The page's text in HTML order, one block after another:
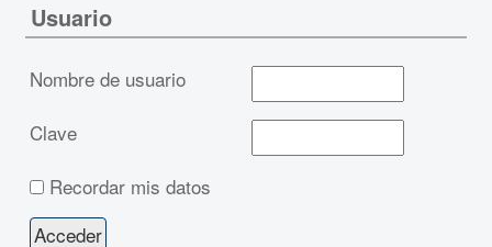
Usuario
Nombre de usuario
Clave
Recordar mis datos